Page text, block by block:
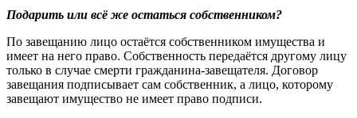
Подарить или всё же остаться собственником?
По завещанию лицо остаётся собственником имущества и
имеет на него право. Собственность передаётся другому лицу
только в случае смерти гражданина-завещателя. Договор
завещания подписывает сам собственник, а лицо, которому
завещают имущество не имеет право подписи.